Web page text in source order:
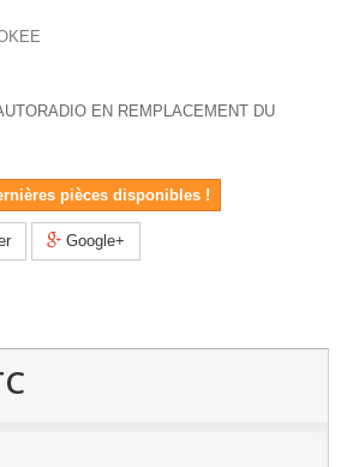
EN REMPLACEMENT DU
pièces disponibles !
Google+